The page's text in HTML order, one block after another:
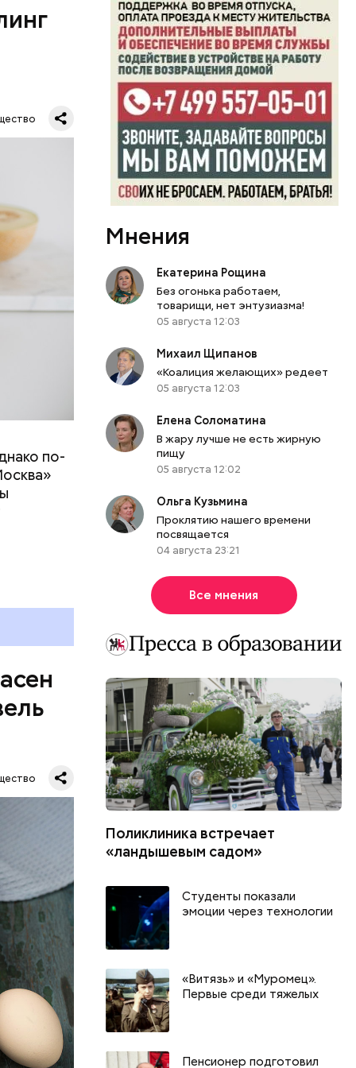
по-
ему не
лучше
к
в
Мнения
Екатерина Рощина
Без огонька работаем,
товарищи, нет энтузиазма!
05 августа 12:03
Михаил Щипанов
«Коалиция желающих» редеет
05 августа 12:03
Елена Соломатина
В жару лучше не есть жирную
пищу
05 августа 12:02
Ольга Кузьмина
Проклятию нашего времени
посвящается
04 августа 23:21
Все мнения
Поликлиника встречает
«ландышевым садом»
Студенты показали
эмоции через технологии
«Витязь» и «Муромец».
Первые среди тяжелых
Пенсионер подготовил